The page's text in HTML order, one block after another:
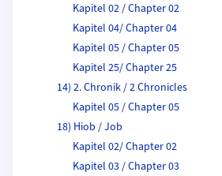
Kapitel 02 / Chapter 02
Kapitel 04/ Chapter 04
Kapitel 05 / Chapter 05
Kapitel 25/ Chapter 25
14) 2. Chronik / 2 Chronicles
Kapitel 05 / Chapter 05
18) Hiob / Job
Kapitel 02/ Chapter 02
Kapitel 03 / Chapter 03